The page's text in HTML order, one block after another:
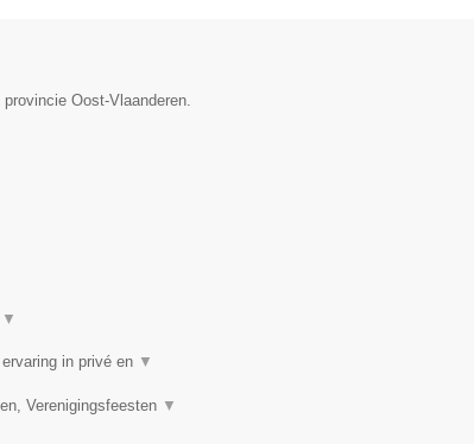
Oost-Vlaanderen.
▼
in privé en ▼
Verenigingsfeesten ▼